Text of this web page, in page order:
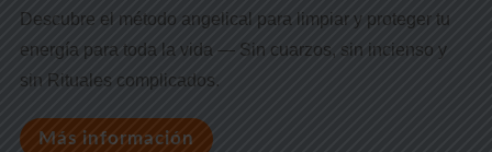
Descubre el método angelical para limpiar y proteger tu
energía para toda la vida — Sin cuarzos, sin incienso y
sin Rituales complicados.
Más información